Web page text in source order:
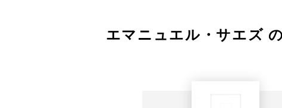
エマニュエル・サエズ